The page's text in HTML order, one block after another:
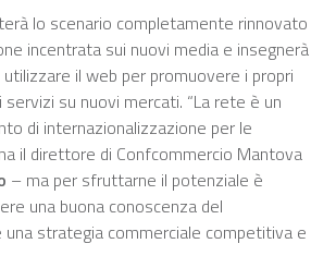
lo scenario completamente rinnovato
incentrata sui nuovi media e insegnerà
il web per promuovere i propri
su nuovi mercati. “La rete è un
di internazionalizzazione per le
il direttore di Confcommercio Mantova
– ma per sfruttarne il potenziale è
una buona conoscenza del
strategia commerciale competitiva e